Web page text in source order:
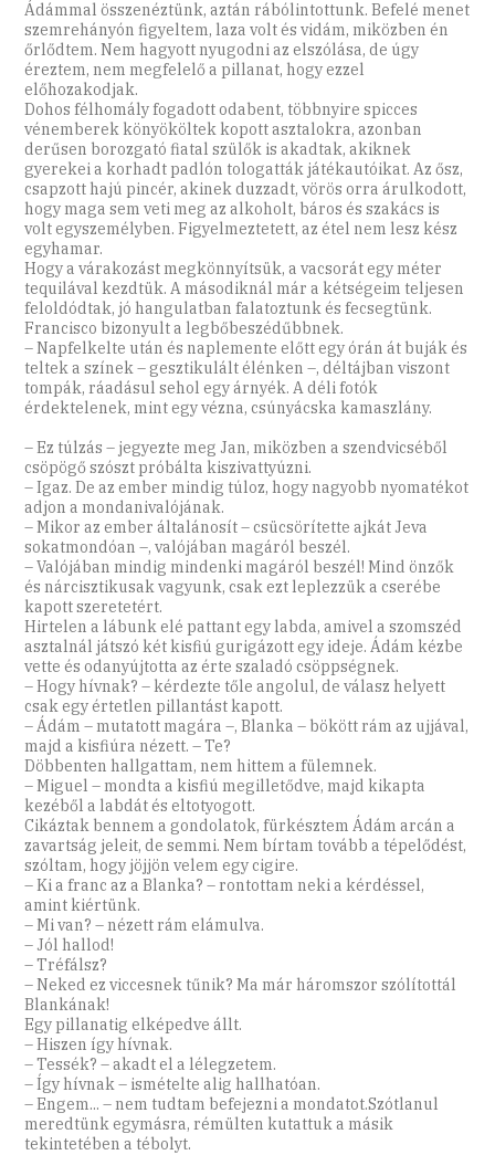
Ádámmal összenéztünk, aztán rábólintottunk. Befelé menet
szemrehányón figyeltem, laza volt és vidám, miközben én
őrlődtem. Nem hagyott nyugodni az elszólása, de úgy
éreztem, nem megfelelő a pillanat, hogy ezzel
előhozakodjak.
Dohos félhomály fogadott odabent, többnyire spicces
vénemberek könyököltek kopott asztalokra, azonban
derűsen borozgató fiatal szülők is akadtak, akiknek
gyerekei a korhadt padlón tologatták játékautóikat. Az ősz,
csapzott hajú pincér, akinek duzzadt, vörös orra árulkodott,
hogy maga sem veti meg az alkoholt, báros és szakács is
volt egyszemélyben. Figyelmeztetett, az étel nem lesz kész
egyhamar.
Hogy a várakozást megkönnyítsük, a vacsorát egy méter
tequilával kezdtük. A másodiknál már a kétségeim teljesen
feloldódtak, jó hangulatban falatoztunk és fecsegtünk.
Francisco bizonyult a legbőbeszédűbbnek.
– Napfelkelte után és naplemente előtt egy órán át buják és
teltek a színek – gesztikulált élénken –, déltájban viszont
tompák, ráadásul sehol egy árnyék. A déli fotók
érdektelenek, mint egy vézna, csúnyácska kamaszlány.
– Ez túlzás – jegyezte meg Jan, miközben a szendvicséből
csöpögő szószt próbálta kiszivattyúzni.
– Igaz. De az ember mindig túloz, hogy nagyobb nyomatékot
adjon a mondanivalójának.
– Mikor az ember általánosít – csücsörítette ajkát Jeva
sokatmondóan –, valójában magáról beszél.
– Valójában mindig mindenki magáról beszél! Mind önzők
és nárcisztikusak vagyunk, csak ezt leplezzük a cserébe
kapott szeretetért.
Hirtelen a lábunk elé pattant egy labda, amivel a szomszéd
asztalnál játszó két kisfiú gurigázott egy ideje. Ádám kézbe
vette és odanyújtotta az érte szaladó csöppségnek.
– Hogy hívnak? – kérdezte tőle angolul, de válasz helyett
csak egy értetlen pillantást kapott.
– Ádám – mutatott magára –, Blanka – bökött rám az ujjával,
majd a kisfiúra nézett. – Te?
Döbbenten hallgattam, nem hittem a fülemnek.
– Miguel – mondta a kisfiú megilletődve, majd kikapta
kezéből a labdát és eltotyogott.
Cikáztak bennem a gondolatok, fürkésztem Ádám arcán a
zavartság jeleit, de semmi. Nem bírtam tovább a tépelődést,
szóltam, hogy jöjjön velem egy cigire.
– Ki a franc az a Blanka? – rontottam neki a kérdéssel,
amint kiértünk.
– Mi van? – nézett rám elámulva.
– Jól hallod!
– Tréfálsz?
– Neked ez viccesnek tűnik? Ma már háromszor szólítottál
Blankának!
Egy pillanatig elképedve állt.
– Hiszen így hívnak.
– Tessék? – akadt el a lélegzetem.
– Így hívnak – ismételte alig hallhatóan.
– Engem... – nem tudtam befejezni a mondatot.Szótlanul
meredtünk egymásra, rémülten kutattuk a másik
tekintetében a tébolyt.